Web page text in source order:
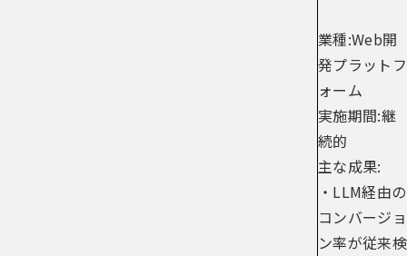
業種:Web開
発プラットフ
ォーム
実施期間:継
続的
主な成果:
・LLM経由の
コンバージョ
ン率が従来検